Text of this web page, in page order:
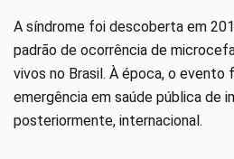
A síndrome foi descoberta em
padrão de ocorrência de
vivos no Brasil. À época, o evento
emergência em saúde pública de
posteriormente, internacional.